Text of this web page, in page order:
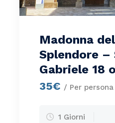
Madonna
Splendore –
Gabriele 18
35€ / Per persona
1 Giorni